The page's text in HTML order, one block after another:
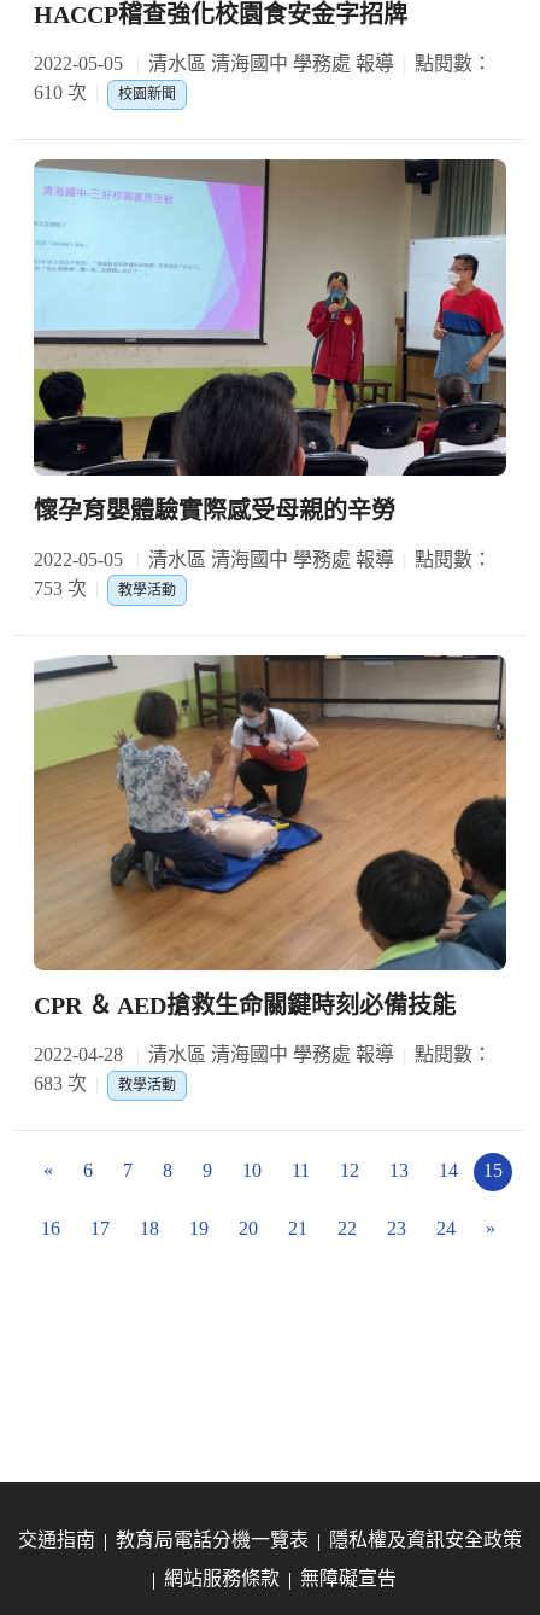
HACCP稽查強化校園食安金字招牌
2022-05-05 清水區 清海國中 學務處 報導
點閱數：
610 次
校園新聞
懷孕育嬰體驗實際感受母親的辛勞
2022-05-05 清水區 清海國中 學務處 報導
點閱數：
753 次
教學活動
CPR ＆ AED搶救生命關鍵時刻必備技能
2022-04-28 清水區 清海國中 學務處 報導
點閱數：
683 次
教學活動
« 6 7 8 9 10 11 12 13 14 15
16 17 18 19 20 21 22 23 24 »
交通指南 教育局電話分機一覽表
隱私權及資訊安全政策
網站服務條款
無障礙宣告